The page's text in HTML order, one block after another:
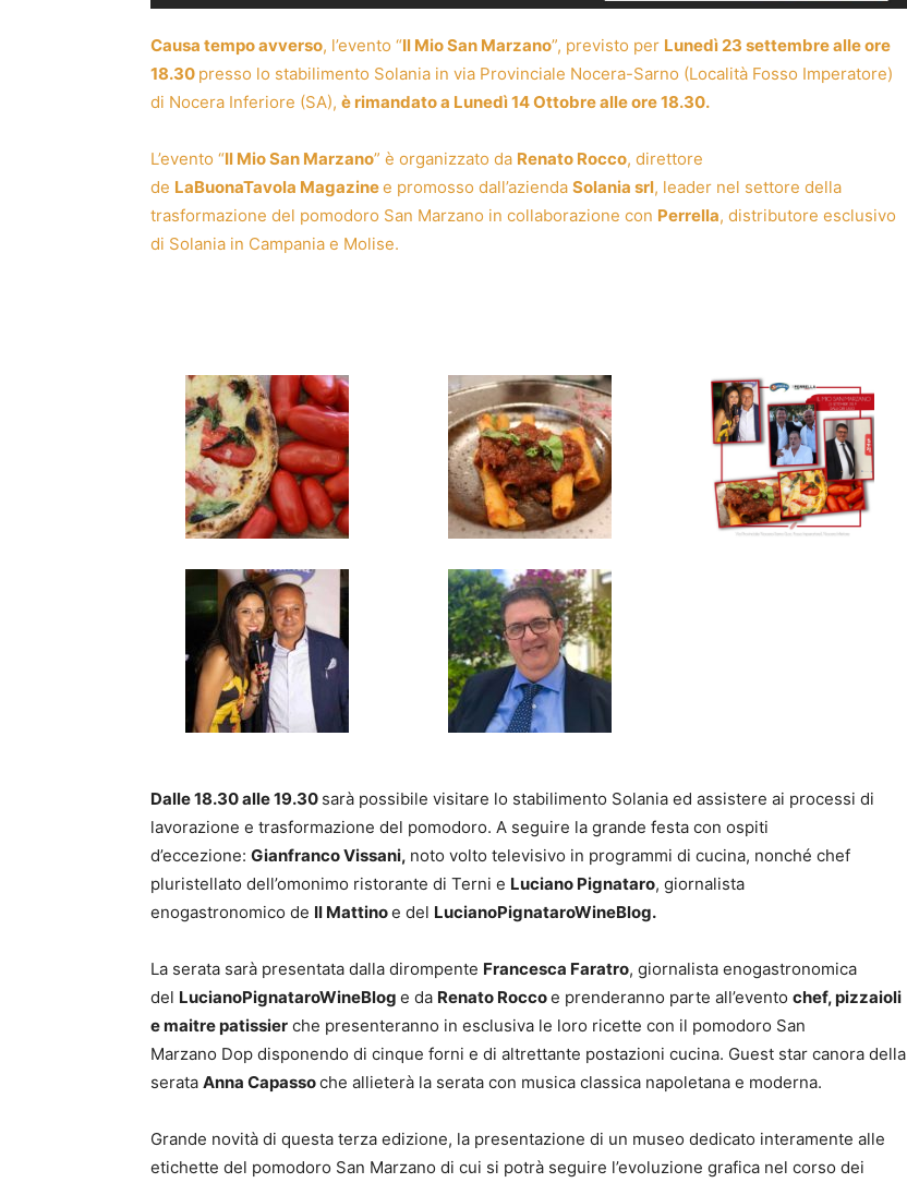
Causa tempoavverso, l’evento “Il Mio San Marzano”, previsto per Lunedì 23 settembre alle ore
18.30 presso lo stabilimento Solania in via Provinciale Nocera-Sarno (Località Fosso Imperatore)
di Nocera Inferiore (SA), è rimandato a Lunedì 14 Ottobrealle ore 18.30.
L’evento “Il Mio San Marzano” è organizzato da Renato Rocco, direttore
de LaBuonaTavola Magazinee promosso dall’azienda Solania srl, leader nel settore della
trasformazione del pomodoro San Marzano in collaborazione con Perrella, distributore esclusivo
di Solania in Campania e Molise.
Dalle 18.30 alle 19.30 sarà possibile visitare lo stabilimento Solania ed assistere ai processi di
lavorazione e trasformazione del pomodoro. A seguire la grande festa con ospiti
d’eccezione: Gianfranco Vissani, noto volto televisivo in programmi di cucina, nonché chef
pluristellato dell’omonimo ristorante di Terni e Luciano Pignataro, giornalista
enogastronomico de Il Mattinoe del LucianoPignataroWineBlog.
La serata sarà presentata dalla dirompente Francesca Faratro, giornalista enogastronomica
del LucianoPignataroWineBlog e da Renato Roccoe prenderanno parte all’evento chef, pizzaioli
e maitre patissier che presenteranno in esclusiva le loro ricette con il pomodoro San
Marzano Dop disponendo di cinque forni e di altrettante postazioni cucina. Guest star canora della
serata Anna Capassoche allieterà la serata con musica classica napoletana e moderna.
Grande novità di questa terza edizione, la presentazione di un museo dedicato interamente alle
etichette del pomodoro San Marzano di cui si potrà seguire l’evoluzione grafica nel corso dei